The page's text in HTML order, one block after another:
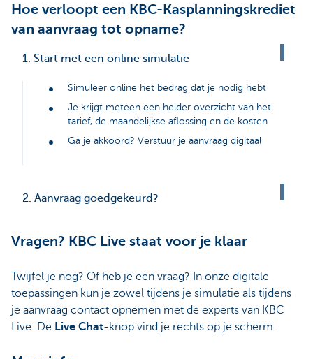
Hoe verloopt een KBC-Kasplanningskrediet
van aanvraag tot opname?
1. Start met een online simulatie
Simuleer online het bedrag dat je nodig hebt
Je krijgt meteen een helder overzicht van het
tarief, de maandelijkse aflossing en de kosten
Ga je akkoord? Verstuur je aanvraag digitaal
2. Aanvraag goedgekeurd?
Vragen? KBC Live staat voor je klaar
Twijfel je nog? Of heb je een vraag? In onze digitale
toepassingen kun je zowel tijdens je simulatie als tijdens
je aanvraag contact opnemen met de experts van KBC
Live. De Live Chat-knop vind je rechts op je scherm.